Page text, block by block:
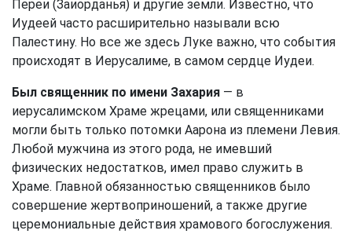
Переи (Заиорданья) и другие земли. Известно, что
Иудеей часто расширительно называли всю
Палестину. Но все же здесь Луке важно, что события
происходят в Иерусалиме, в самом сердце Иудеи.
Был священник по имени Захария — в
иерусалимском Храме жрецами, или священниками
могли быть только потомки Аарона из племени Левия.
Любой мужчина из этого рода, не имевший
физических недостатков, имел право служить в
Храме. Главной обязанностью священников было
совершение жертвоприношений, а также другие
церемониальные действия храмового богослужения.